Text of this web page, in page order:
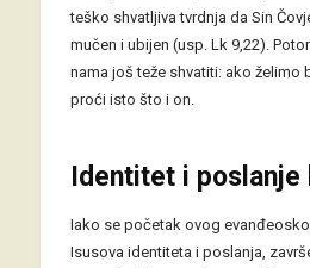
teško shvatljiva tvrdnja da Sin
mučen i ubijen (usp. Lk 9,22).
nama još teže shvatiti: ako želimo
proći isto što i on.
Identitet i poslanje
Iako se početak ovog
Isusova identiteta i poslanja,